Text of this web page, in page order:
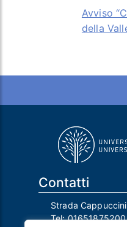
Avviso
della
Contatti
Strada
Tel:01651875200